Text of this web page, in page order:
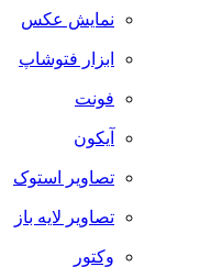
نمایش عکس
ابزار فتوشاپ
فونت
آیکون
تصاویر استوک
تصاویر لایه باز
وکتور